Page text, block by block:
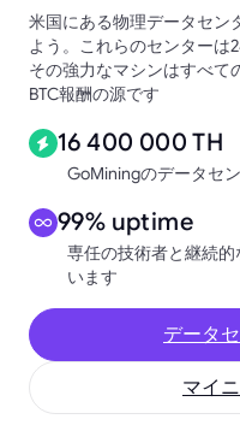
米国にある物理データセン
よう。これらのセンターは
その強力なマシンはすべて
BTC報酬の源です
16 400 000 TH
GoMiningのデータセ
99% uptime
専任の技術者と継続
います
データ
マイ